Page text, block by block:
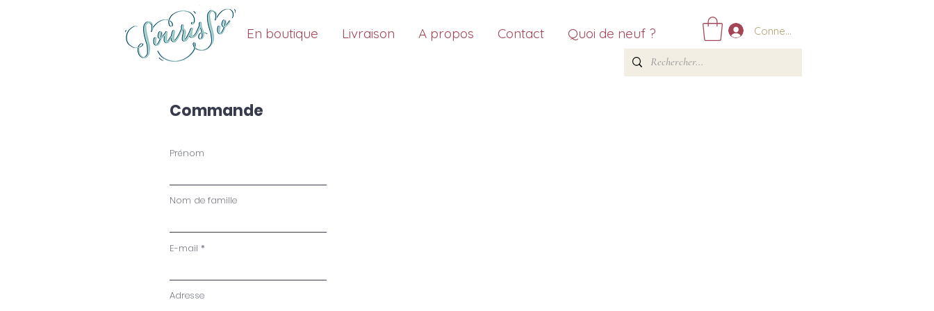
En boutique Livraison A propos Contact Quoi de neuf ? Connexion
Commande
Prénom
Nom de famille
E-mail
Adresse